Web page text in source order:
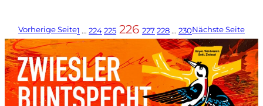
Vorherige Seite1 … 224225 226 227228… 230Nächste Seite